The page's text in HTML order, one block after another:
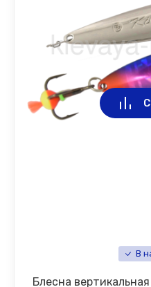
В
Блесна вертикальная